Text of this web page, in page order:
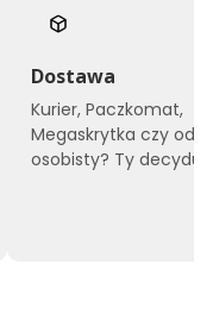
Dostawa
Kurier, Paczkomat,
Megaskrytka czy
osobisty? Ty